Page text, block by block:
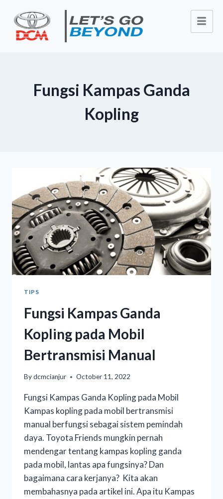
Fungsi Kampas Ganda
Kopling
TIPS
Fungsi Kampas Ganda
Kopling pada Mobil
Bertransmisi Manual
Bydcmcianjur October 11, 2022
Fungsi Kampas Ganda Kopling pada Mobil
Kampas kopling pada mobil bertransmisi
manual berfungsi sebagai sistem pemindah
daya. Toyota Friends mungkin pernah
mendengar tentang kampas kopling ganda
pada mobil, lantas apa fungsinya? Dan
bagaimana cara kerjanya? Kita akan
membahasnya pada artikel ini. Apa itu Kampas